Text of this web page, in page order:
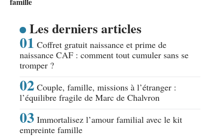
Les derniers articles
Coffret gratuit naissance et prime de
naissance CAF : comment tout cumuler sans se
tromper ?
Couple, famille, missions à l’étranger :
l’équilibre fragile de Marc de Chalvron
Immortalisez l’amour familial avec le kit
empreinte famille